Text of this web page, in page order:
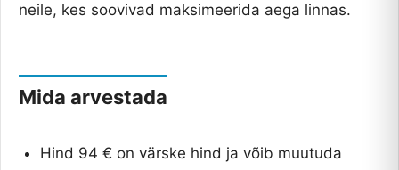
neile, kes soovivad maksimeerida aega linnas.
Mida arvestada
Hind 94 € on värske hind ja võib muutuda